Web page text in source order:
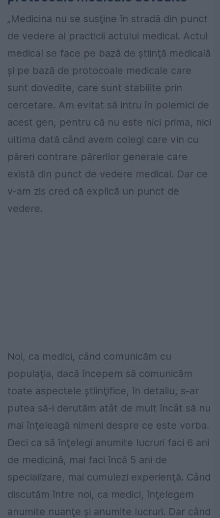
„Medicina nu se susţine în stradă din punct
de vedere al practicii actului medical. Actul
medical se face pe bază de ştiinţă medicală
şi pe bază de protocoale medicale care
sunt dovedite, care sunt stabilite prin
cercetare. Am evitat să intru în polemici de
acest gen, pentru că nu este nici prima, nici
ultima dată când avem colegi care vin cu
păreri contrare părerilor generale care
există din punct de vedere medical. Dar ce
v-am zis cred că explică un punct de
vedere.
Noi, ca medici, când comunicăm cu
populaţia, dacă începem să comunicăm
toate aspectele ştiinţifice, în detaliu, s-ar
putea să-i derutăm atât de mult încât să nu
mai înţeleagă nimeni despre ce este vorba.
Deci ca să înţelegi anumite lucruri faci 6 ani
de medicină, mai faci încă 5 ani de
specializare, mai cumulezi experienţă. Când
discutăm între noi, ca medici, înţelegem
anumite nuanţe şi anumite lucruri. Dar când